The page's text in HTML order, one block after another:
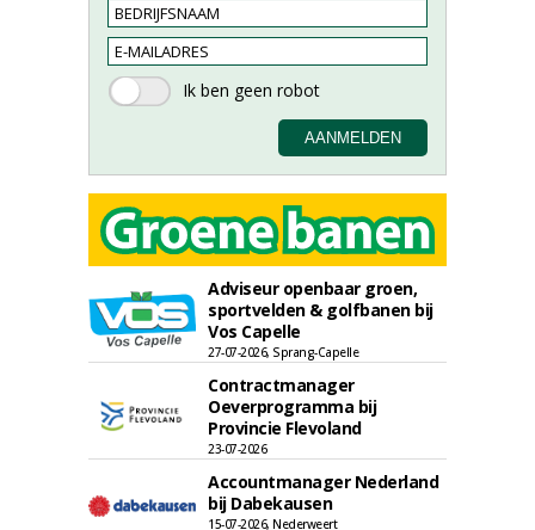
Adviseur openbaar groen,
sportvelden & golfbanen bij
Vos Capelle
27-07-2026, Sprang-Capelle
Contractmanager
Oeverprogramma bij
Provincie Flevoland
23-07-2026
Accountmanager Nederland
bij Dabekausen
15-07-2026, Nederweert